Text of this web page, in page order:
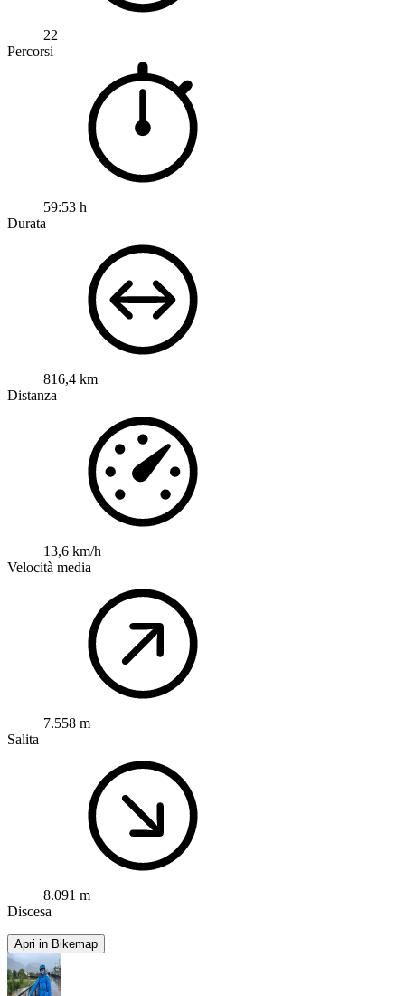
22
Percorsi
59:53 h
Durata
816,4 km
Distanza
13,6 km/h
Velocità media
7.558 m
Salita
8.091 m
Discesa
Apri in Bikemap